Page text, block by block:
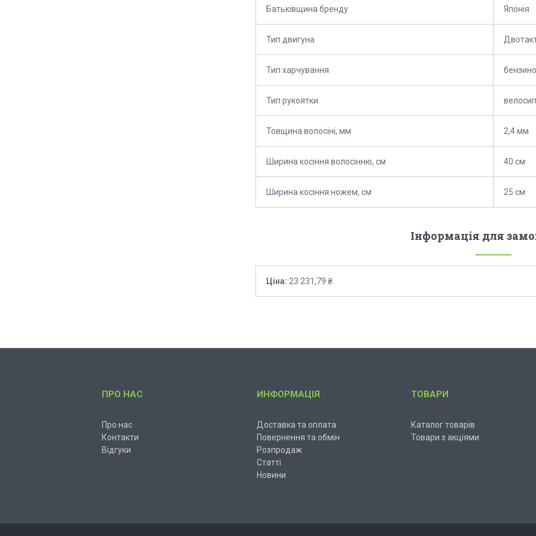
Батьківщина бренду Японія
Тип двигуна
Тип харчування
Тип рукоятки
Товщина волосіні, мм 2,4 мм
Ширина косіння волосінню, см 40 см
Ширина косіння ножем, см 25 см
Інформація для
Ціна: 23 231,79 ₴
ПРО НАС
Про нас
Контакти
Відгуки
ИНФОРМАЦІЯ
Доставка та оплата
Повернення та обмін
Розпродаж
Статті
Новини
ТОВАРИ
Каталог товарів
Товари з акціями